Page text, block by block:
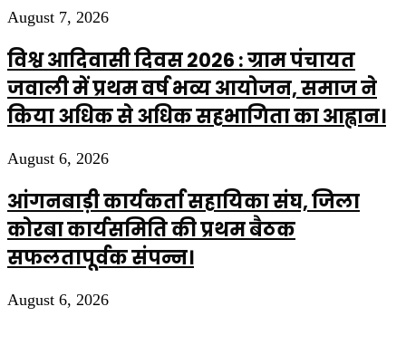
August 7, 2026
विश्व आदिवासी दिवस 2026 : ग्राम पंचायत
जवाली में प्रथम वर्ष भव्य आयोजन, समाज ने
किया अधिक से अधिक सहभागिता का आह्वान।
August 6, 2026
आंगनबाड़ी कार्यकर्ता सहायिका संघ, जिला
कोरबा कार्यसमिति की प्रथम बैठक
सफलतापूर्वक संपन्न।
August 6, 2026